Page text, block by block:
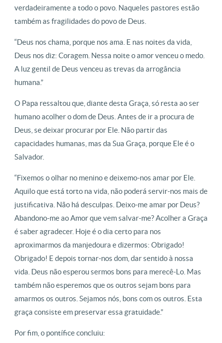
verdadeiramente a todo o povo. Naqueles pastores estão
também as fragilidades do povo de Deus.
“Deus nos chama, porque nos ama. E nas noites da vida,
Deus nos diz: Coragem. Nessa noite o amor venceu o medo.
A luz gentil de Deus venceu as trevas da arrogância
humana.”
O Papa ressaltou que, diante desta Graça, só resta ao ser
humano acolher o dom de Deus. Antes de ir a procura de
Deus, se deixar procurar por Ele. Não partir das
capacidades humanas, mas da Sua Graça, porque Ele é o
Salvador.
“Fixemos o olhar no menino e deixemo-nos amar por Ele.
Aquilo que está torto na vida, não poderá servir-nos mais de
justificativa. Não há desculpas. Deixo-me amar por Deus?
Abandono-me ao Amor que vem salvar-me? Acolher a Graça
é saber agradecer. Hoje é o dia certo para nos
aproximarmos da manjedoura e dizermos: Obrigado!
Obrigado! E depois tornar-nos dom, dar sentido à nossa
vida. Deus não esperou sermos bons para merecê-Lo. Mas
também não esperemos que os outros sejam bons para
amarmos os outros. Sejamos nós, bons com os outros. Esta
graça consiste em preservar essa gratuidade.”
Por fim, o pontífice concluiu: